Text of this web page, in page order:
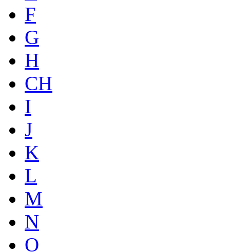
F
G
H
CH
I
J
K
L
M
N
O